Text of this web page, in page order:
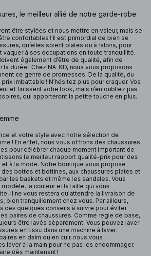
le meilleur allié de notre garde-robe
être stylées et nous mettre en valeur, mais se
confortables ! Il est primordial de bien se
qu’elles soient plates ou à talons, pour
vaquer à ses occupations en toute tranquillité.
également d’être de qualité, afin de
la durée ! Chez NA-KD, nous vous proposons
ce genre de promesses. De la qualité, du
imbattable ! N’hésitez plus pour craquer. Vos
et finissent votre look, mais n’en oubliez pas
qui apporteront la petite touche en plus.
et votre style avec notre sélection de
! En effet, nous vous offrons des chaussures
pour célébrer chaque moment important de
le meilleur rapport qualité-prix pour des
et à la mode. Notre boutique vous propose
bottes et bottines, aux chaussures plates et
les baskets et même les sandales. Vous
la couleur et la taille qui vous
il ne vous restera qu'attendre la livraison de
bien tranquillement chez vous. Par ailleurs,
ces quelques conseils à suivre pour éviter
paires de chaussures. Comme règle de base,
être lavés séparément. Vous pouvez laver
en tissu dans une machine à laver.
en daim ou en cuir, nous vous
laver à la main pour ne pas les endommager.
dès maintenant !